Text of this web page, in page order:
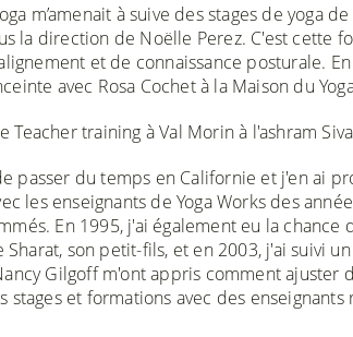
m’amenait à suive des stages de yoga
la direction de Noëlle Perez. C'est cette
et de connaissance posturale.
avec Rosa Cochet à la Maison du
Teacher training à Val Morin à l'ashram
passer du temps en Californie et j'en ai
les enseignants de Yoga Works des
En 1995, j'ai également eu la
Sharat, son petit-fils, et en 2003, j'ai suivi
Gilgoff m'ont appris comment ajuster
stages et formations avec des enseignants